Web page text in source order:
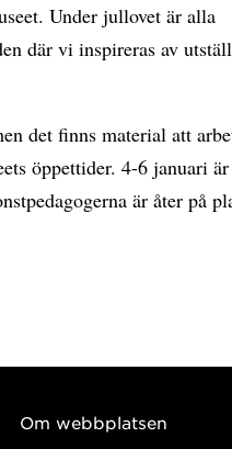
Under jullovet är alla
där vi inspireras av
det finns material att
öppettider. 4-6 januari är
är åter på
Om webbplatsen